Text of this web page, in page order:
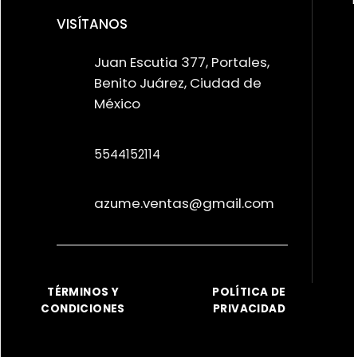
VISÍTANOS
Juan Escutia 377, Portales,
Benito Juárez, Ciudad de
México
5544152114
azume.ventas@gmail.com
TÉRMINOS Y
CONDICIONES
POLÍTICA DE
PRIVACIDAD